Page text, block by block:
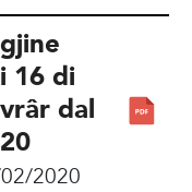
16 di
dal
2020